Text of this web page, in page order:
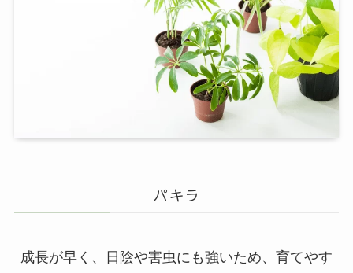
パキラ
成長が早く、日陰や害虫にも強いため、育てやす